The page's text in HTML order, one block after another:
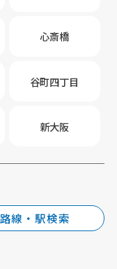
心斎橋
谷町四丁目
新大阪
路線・駅検索